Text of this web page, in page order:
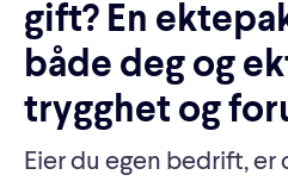
gift? En
både deg og
trygghet og
Eier du egen bedrift, er